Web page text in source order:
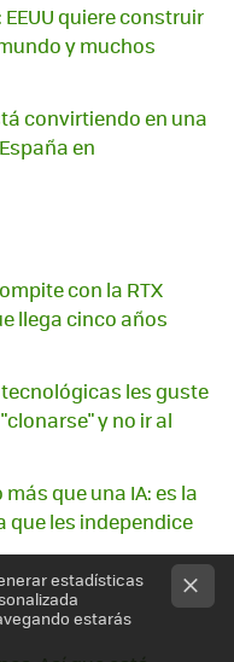
quiere construir
y muchos
convirtiendo en una
en
con la RTX
llega cinco años
tecnológicas les guste
y no ir al
que una IA: es la
que les independice
estadísticas
estarás